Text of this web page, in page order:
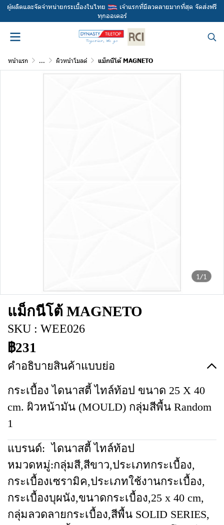
ผู้ผลิตและจัดจำหน่ายกระเบื้องในไทย
เจ้าแรกที่มีลวดลายมากที่สุด จัดส่งฟรี
ทุกออเดอร์
หน้าแรก ... ผิวหน้าโมลด์ แม็กนีโต้ MAGNETO
1/1
แม็กนีโต้ MAGNETO
SKU : WEE026
฿231
คำอธิบายสินค้าแบบย่อ
กระเบื้อง ไดนาสตี้ ไทล์ท้อป ขนาด 25 X 40
cm. ผิวหน้ามัน (MOULD) กลุ่มสีพื้น Random
1
แบรนด์: ไดนาสตี้ ไทล์ท้อป
หมวดหมู่:กลุ่มสี,สีขาว,ประเภทกระเบื้อง,
กระเบื้องเซรามิค,ประเภทใช้งานกระเบื้อง,
กระเบื้องบุผนัง,ขนาดกระเบื้อง,25 x 40 cm,
กลุ่มลวดลายกระเบื้อง,สีพื้น SOLID SERIES,